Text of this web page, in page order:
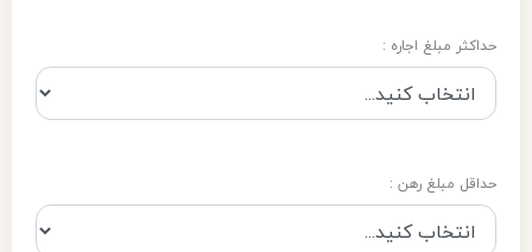
حداکثر مبلغ اجاره :
حداقل مبلغ رهن :